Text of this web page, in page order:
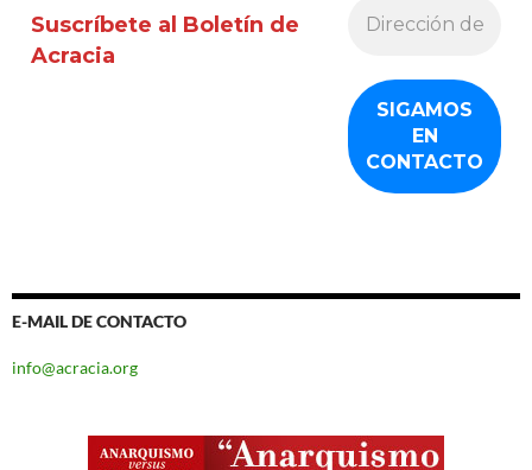
Suscríbete al Boletín de
Acracia
E-MAIL DE CONTACTO
info@acracia.org